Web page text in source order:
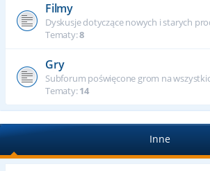
Filmy
Dyskusje dotyczące nowych i starych
Tematy:8
Gry
Subforum poświęcone grom na
Tematy:14
Inne